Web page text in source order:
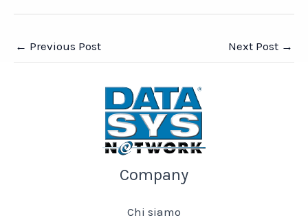
← Previous Post Next Post →
Company
Chi siamo